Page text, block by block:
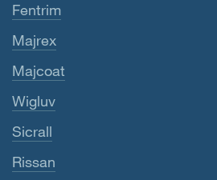
Fentrim
Majrex
Majcoat
Wigluv
Sicrall
Rissan